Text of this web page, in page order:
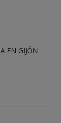
EN GIJÓN